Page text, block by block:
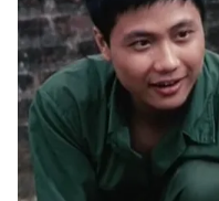
Thế giới
Tin tức
Thế giới đó đây
Câu chuyện quốc tế
Kinh tế
Tài chính
Thị trường
Dữ liệu và đời sống